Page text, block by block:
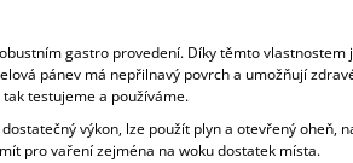
gastro provedení. Díky těmto
pánev má nepřilnavý povrch a umožňují
testujeme a používáme.
výkon, lze použít plyn a otevřený oheň,
pro vaření zejména na woku dostatek místa.